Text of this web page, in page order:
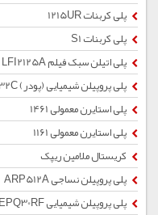
پلی کربنات 1215UR
پلی کربنات S1
پلی اتیلن سبک فیلم LFI2125A
پلی پروپیلن شیمیایی (پودر) ZB332C
پلی استایرن معمولی 1461
پلی استایرن معمولی 1161
کریستال ملامین ریپک
پلی پروپیلن نساجی ARP512A
پلی پروپیلن شیمیایی EPQ30RF